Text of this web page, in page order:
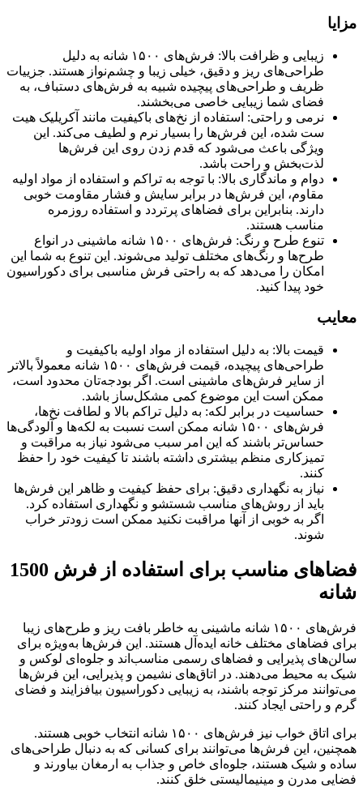
مزایا
زیبایی و ظرافت بالا: فرش‌های ۱۵۰۰ شانه به دلیل
طراحی‌های ریز و دقیق، خیلی زیبا و چشم‌نواز هستند. جزییات
ظریف و طراحی‌های پیچیده شبیه به فرش‌های دستباف، به
فضای شما زیبایی خاصی می‌بخشند.
نرمی و راحتی: استفاده از نخ‌های باکیفیت مانند آکریلیک هیت
ست شده، این فرش‌ها را بسیار نرم و لطیف می‌کند. این
ویژگی باعث می‌شود که قدم زدن روی این فرش‌ها
لذت‌بخش و راحت باشد.
دوام و ماندگاری بالا: با توجه به تراکم و استفاده از مواد اولیه
مقاوم، این فرش‌ها در برابر سایش و فشار مقاومت خوبی
دارند. بنابراین برای فضاهای پرتردد و استفاده روزمره
مناسب هستند.
تنوع طرح و رنگ: فرش‌های ۱۵۰۰ شانه ماشینی در انواع
طرح‌ها و رنگ‌های مختلف تولید می‌شوند. این تنوع به شما این
امکان را می‌دهد که به راحتی فرش مناسبی برای دکوراسیون
خود پیدا کنید.
معایب
قیمت بالا: به دلیل استفاده از مواد اولیه باکیفیت و
طراحی‌های پیچیده، قیمت فرش‌های ۱۵۰۰ شانه معمولاً بالاتر
از سایر فرش‌های ماشینی است. اگر بودجه‌تان محدود است،
ممکن است این موضوع کمی مشکل‌ساز باشد.
حساسیت در برابر لکه: به دلیل تراکم بالا و لطافت نخ‌ها،
فرش‌های ۱۵۰۰ شانه ممکن است نسبت به لکه‌ها و آلودگی‌ها
حساس‌تر باشند که این امر سبب می‌شود نیاز به مراقبت و
تمیزکاری منظم بیشتری داشته باشند تا کیفیت خود را حفظ
کنند.
نیاز به نگهداری دقیق: برای حفظ کیفیت و ظاهر این فرش‌ها
باید از روش‌های مناسب شستشو و نگهداری استفاده کرد.
اگر به خوبی از آنها مراقبت نکنید ممکن است زودتر خراب
شوند.
فضاهای مناسب برای استفاده از فرش 1500
شانه
فرش‌های ۱۵۰۰ شانه ماشینی به خاطر بافت ریز و طرح‌های زیبا
برای فضاهای مختلف خانه ایده‌آل هستند. این فرش‌ها به‌ویژه برای
سالن‌های پذیرایی و فضاهای رسمی مناسب‌اند و جلوه‌ای لوکس و
شیک به محیط می‌دهند. در اتاق‌های نشیمن و پذیرایی، این فرش‌ها
می‌توانند مرکز توجه باشند، به زیبایی دکوراسیون بیافزایند و فضای
گرم و راحتی ایجاد کنند.
برای اتاق خواب نیز فرش‌های ۱۵۰۰ شانه انتخاب خوبی هستند.
همچنین، این فرش‌ها می‌توانند برای کسانی که به دنبال طراحی‌های
ساده و شیک هستند، جلوه‌ای خاص و جذاب به ارمغان بیاورند و
فضایی مدرن و مینیمالیستی خلق کنند.